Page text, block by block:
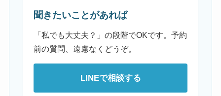
聞きたいことがあれば
「私でも大丈夫？」の段階でOKです。予約
前の質問、遠慮なくどうぞ。
LINEで相談する